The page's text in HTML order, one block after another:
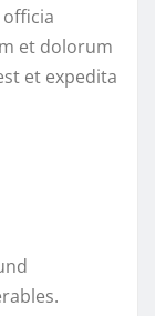
et dolorum
et expedita